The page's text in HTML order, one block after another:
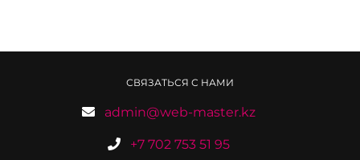
СВЯЗАТЬСЯ С НАМИ
admin@web-master.kz
+7 702 753 51 95